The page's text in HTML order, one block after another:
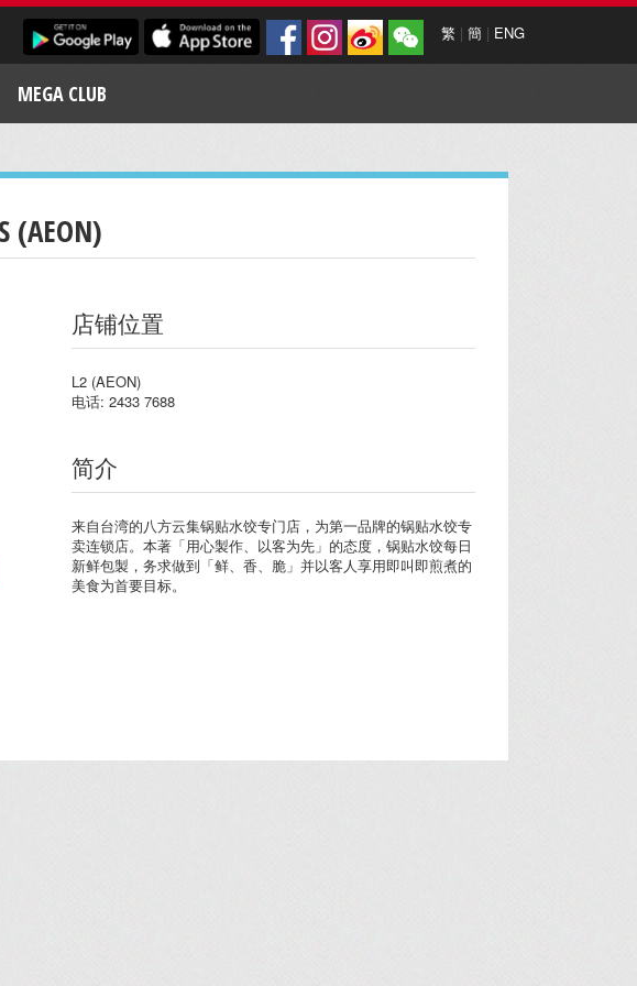
繁 | 簡 | ENG
MEGA CLUB
(AEON)
店铺位置
L2 (AEON)
电话: 2433 7688
简介
来自台湾的八方云集锅贴水饺专门店，为第一品牌的锅贴水饺专
卖连锁店。本著「用心製作、以客为先」的态度，锅贴水饺每日
新鲜包製，务求做到「鲜、香、脆」并以客人享用即叫即煎煮的
美食为首要目标。